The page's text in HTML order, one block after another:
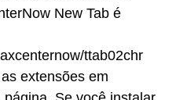
New Tab é
ttab02chr
extensões em